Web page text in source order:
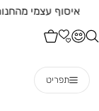
תפריט